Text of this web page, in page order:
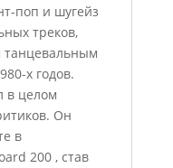
поп и шугейз
треков,
х годов.
в целом
Он
в
200 , став